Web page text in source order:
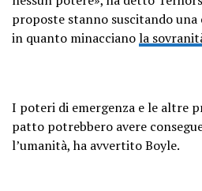
proposte stanno suscitando
in quanto minaccianola
I poteri di emergenza e le altre
patto potrebbero avere
l’umanità, ha avvertito Boyle.